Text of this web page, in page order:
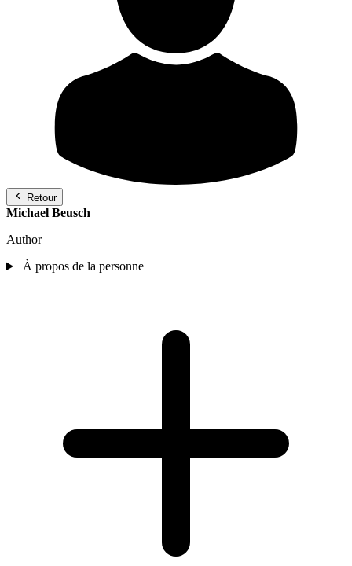
Retour
Michael Beusch
Author
À propos de la personne